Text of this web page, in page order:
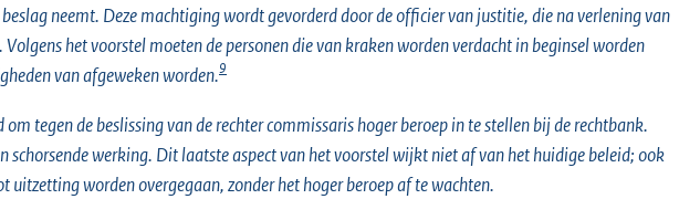
neemt. Deze machtiging wordt gevorderd door de officier van justitie, die na verlening van
het voorstel moeten de personen die van kraken worden verdacht in beginsel worden
van afgeweken worden.9
tegen de beslissing van de rechter commissaris hoger beroep in te stellen bij de rechtbank.
schorsende werking. Dit laatste aspect van het voorstel wijkt niet af van het huidige beleid; ook
worden overgegaan, zonder het hoger beroep af te wachten.